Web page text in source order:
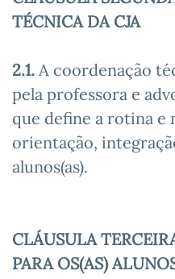
TÉCNICA DA CJA
2.1. A coordenação
pela professora e
que define a rotina e
orientação,
alunos(as).
CLÁUSULA
PARA OS(AS)